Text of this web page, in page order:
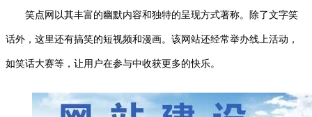
笑点网以其丰富的幽默内容和独特的呈现方式著称。除了文字笑
话外，这里还有搞笑的短视频和漫画。该网站还经常举办线上活动，
如笑话大赛等，让用户在参与中收获更多的快乐。